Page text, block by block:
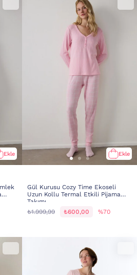
Ekle Ekle
Gül Kurusu Cozy Time Ekoseli
Uzun Kollu Termal Etkili Pijama
Takımı
₺1.999,99
₺600,00 %70